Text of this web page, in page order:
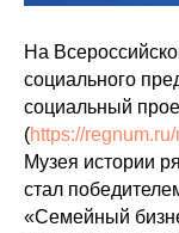
На
социального
социальный
(https://
Музея истории
стал
«Семейный